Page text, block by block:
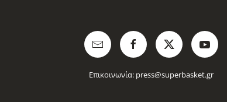
Επικοινωνία: press@superbasket.gr